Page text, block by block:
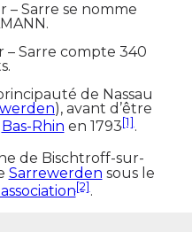
– Sarre se nomme
– Sarre compte 340
de Nassau
), avant d’être
Bas-Rhin en 1793[1].
de Bischtroff-sur-
Sarrewerden sous le
[2].